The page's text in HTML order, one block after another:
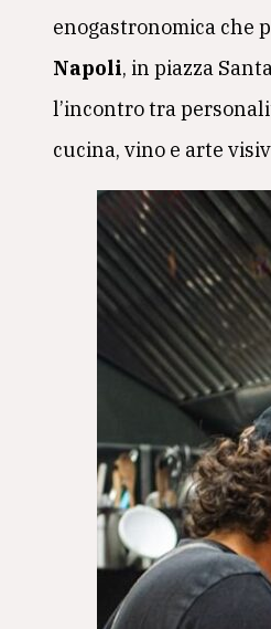
enogastronomica che
Napoli, in piazza
l’incontro tra
cucina, vino e arte